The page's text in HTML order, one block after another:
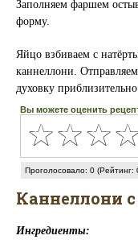
Заполняем фаршем
форму.
Яйцо взбиваем с
каннеллони.
духовку
Вы можете оценить
Проголосовало: 0 (Рейтинг:
Каннеллони
Ингредиенты: